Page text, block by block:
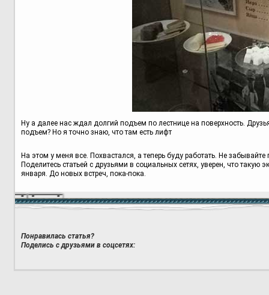
Ну а далее нас ждал долгий подъем по лестнице на поверхность.
подъем? Но я точно знаю, что там есть лифт
На этом у меня все. Похвастался, а теперь буду работать. Не
Поделитесь статьей с друзьями в социальных сетях, уверен, что такую
января. До новых встреч, пока-пока.
Понравилась статья?
Поделись с друзьями в соцсетях: